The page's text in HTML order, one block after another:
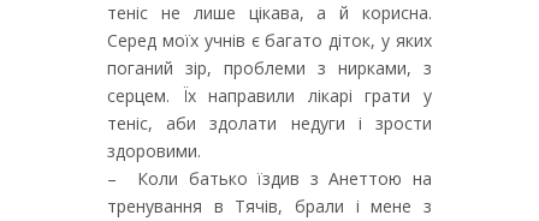
теніс не лише цікава, а й корисна.
Серед моїх учнів є багато діток, у яких
поганий зір, проблеми з нирками, з
серцем. Їх направили лікарі грати у
теніс, аби здолати недуги і зрости
здоровими.
– Коли батько їздив з Анеттою на
тренування в Тячів, брали і мене з